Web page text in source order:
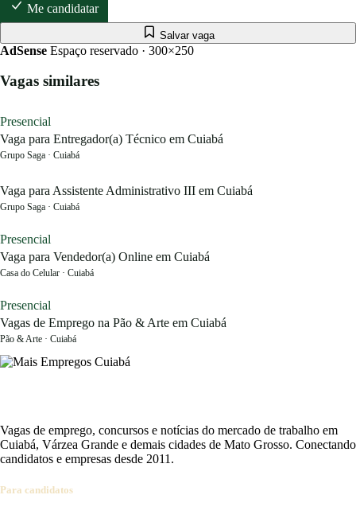
Me candidatar
Salvar vaga
AdSense Espaço reservado · 300×250
Vagas similares
Presencial
Vaga para Entregador(a) Técnico em Cuiabá
Grupo Saga · Cuiabá
Vaga para Assistente Administrativo III em Cuiabá
Grupo Saga · Cuiabá
Presencial
Vaga para Vendedor(a) Online em Cuiabá
Casa do Celular · Cuiabá
Presencial
Vagas de Emprego na Pão & Arte em Cuiabá
Pão & Arte · Cuiabá
Vagas de emprego, concursos e notícias do mercado de trabalho em
Cuiabá, Várzea Grande e demais cidades de Mato Grosso. Conectando
candidatos e empresas desde 2011.
Para candidatos